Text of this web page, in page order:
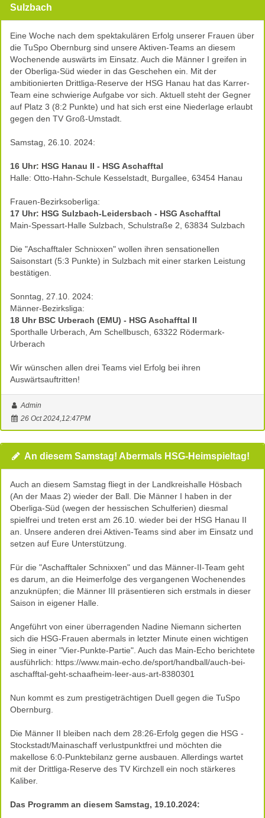
Sulzbach
Eine Woche nach dem spektakulären Erfolg unserer Frauen über
die TuSpo Obernburg sind unsere Aktiven-Teams an diesem
Wochenende auswärts im Einsatz. Auch die Männer I greifen in
der Oberliga-Süd wieder in das Geschehen ein. Mit der
ambitionierten Drittliga-Reserve der HSG Hanau hat das Karrer-
Team eine schwierige Aufgabe vor sich. Aktuell steht der Gegner
auf Platz 3 (8:2 Punkte) und hat sich erst eine Niederlage erlaubt
gegen den TV Groß-Umstadt.
Samstag, 26.10. 2024:
16 Uhr: HSG Hanau II - HSG Aschafftal
Halle: Otto-Hahn-Schule Kesselstadt, Burgallee, 63454 Hanau
Frauen-Bezirksoberliga:
17 Uhr: HSG Sulzbach-Leidersbach - HSG Aschafftal
Main-Spessart-Halle Sulzbach, Schulstraße 2, 63834 Sulzbach
Die "Aschafftaler Schnixxen" wollen ihren sensationellen
Saisonstart (5:3 Punkte) in Sulzbach mit einer starken Leistung
bestätigen.
Sonntag, 27.10. 2024:
Männer-Bezirksliga:
18 Uhr BSC Urberach (EMU) - HSG Aschafftal II
Sporthalle Urberach, Am Schellbusch, 63322 Rödermark-
Urberach
Wir wünschen allen drei Teams viel Erfolg bei ihren
Auswärtsauftritten!
Admin
26 Oct 2024,12:47PM
An diesem Samstag! Abermals HSG-Heimspieltag!
Auch an diesem Samstag fliegt in der Landkreishalle Hösbach
(An der Maas 2) wieder der Ball. Die Männer I haben in der
Oberliga-Süd (wegen der hessischen Schulferien) diesmal
spielfrei und treten erst am 26.10. wieder bei der HSG Hanau II
an. Unsere anderen drei Aktiven-Teams sind aber im Einsatz und
setzen auf Eure Unterstützung.
Für die "Aschafftaler Schnixxen" und das Männer-II-Team geht
es darum, an die Heimerfolge des vergangenen Wochenendes
anzuknüpfen; die Männer III präsentieren sich erstmals in dieser
Saison in eigener Halle.
Angeführt von einer überragenden Nadine Niemann sicherten
sich die HSG-Frauen abermals in letzter Minute einen wichtigen
Sieg in einer "Vier-Punkte-Partie". Auch das Main-Echo berichtete
ausführlich: https://www.main-echo.de/sport/handball/auch-bei-
aschafftal-geht-schaafheim-leer-aus-art-8380301
Nun kommt es zum prestigeträchtigen Duell gegen die TuSpo
Obernburg.
Die Männer II bleiben nach dem 28:26-Erfolg gegen die HSG -
Stockstadt/Mainaschaff verlustpunktfrei und möchten die
makellose 6:0-Punktebilanz gerne ausbauen. Allerdings wartet
mit der Drittliga-Reserve des TV Kirchzell ein noch stärkeres
Kaliber.
Das Programm an diesem Samstag, 19.10.2024: